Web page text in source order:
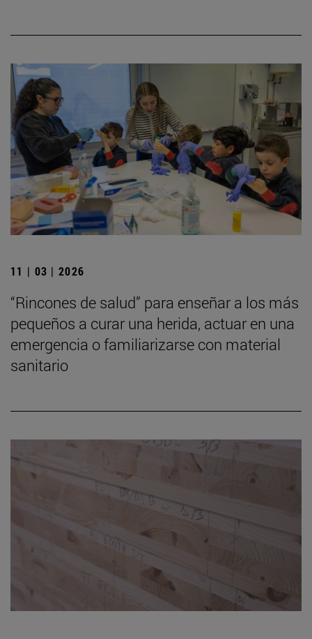
11 | 03 | 2026
“Rincones de salud” para enseñar a los más
pequeños a curar una herida, actuar en una
emergencia o familiarizarse con material
sanitario